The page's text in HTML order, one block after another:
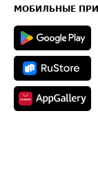
Техническая
МОБИЛЬНЫЕ